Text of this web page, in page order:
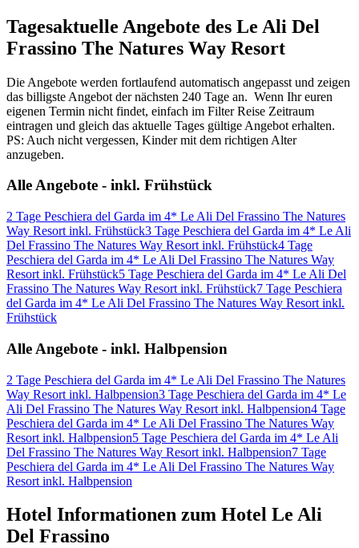
Tagesaktuelle Angebote des Le Ali Del
Frassino The Natures Way Resort
Die Angebote werden fortlaufend automatisch angepasst und zeigen
das billigste Angebot der nächsten 240 Tage an. Wenn Ihr euren
eigenen Termin nicht findet, einfach im Filter Reise Zeitraum
eintragen und gleich das aktuelle Tages gültige Angebot erhalten.
PS: Auch nicht vergessen, Kinder mit dem richtigen Alter
anzugeben.
Alle Angebote - inkl. Frühstück
2 Tage Peschiera del Garda im 4* Le Ali Del Frassino The Natures
Way Resort inkl. Frühstück3 Tage Peschiera del Garda im 4* Le Ali
Del Frassino The Natures Way Resort inkl. Frühstück4 Tage
Peschiera del Garda im 4* Le Ali Del Frassino The Natures Way
Resort inkl. Frühstück5 Tage Peschiera del Garda im 4* Le Ali Del
Frassino The Natures Way Resort inkl. Frühstück7 Tage Peschiera
del Garda im 4* Le Ali Del Frassino The Natures Way Resort inkl.
Frühstück
Alle Angebote - inkl. Halbpension
2 Tage Peschiera del Garda im 4* Le Ali Del Frassino The Natures
Way Resort inkl. Halbpension3 Tage Peschiera del Garda im 4* Le
Ali Del Frassino The Natures Way Resort inkl. Halbpension4 Tage
Peschiera del Garda im 4* Le Ali Del Frassino The Natures Way
Resort inkl. Halbpension5 Tage Peschiera del Garda im 4* Le Ali
Del Frassino The Natures Way Resort inkl. Halbpension7 Tage
Peschiera del Garda im 4* Le Ali Del Frassino The Natures Way
Resort inkl. Halbpension
Hotel Informationen zum Hotel Le Ali
Del Frassino